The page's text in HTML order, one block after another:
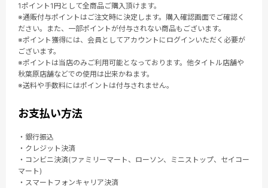
1ポイント1円として全商品ご購入頂けます。
※通販付与ポイントはご注文時に決定します。購入確認画面でご確認く
ださい。また、一部ポイントが付与されない商品もございます。
※ポイント獲得には、会員としてアカウントにログインいただく必要が
ございます。
※ポイントは当店のみご利用可能となっております。他タイトル店舗や
秋葉原店舗などでの使用は出来かねます。
※送料や手数料にはポイントは付与されません。
お支払い方法
・銀行振込
・クレジット決済
・コンビニ決済(ファミリーマート、ローソン、ミニストップ、セイコー
マート)
・スマートフォンキャリア決済